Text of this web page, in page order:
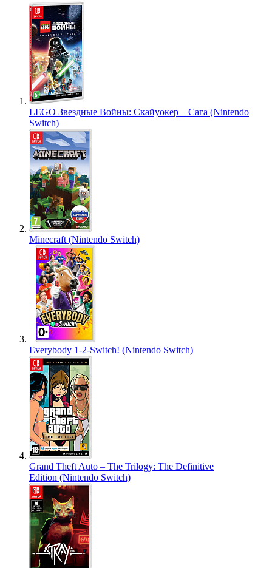
LEGO Звездные Войны: Скайуокер – Сага (Nintendo
Switch)
Minecraft (Nintendo Switch)
Everybody 1-2-Switch! (Nintendo Switch)
Grand Theft Auto – The Trilogy: The Definitive
Edition (Nintendo Switch)